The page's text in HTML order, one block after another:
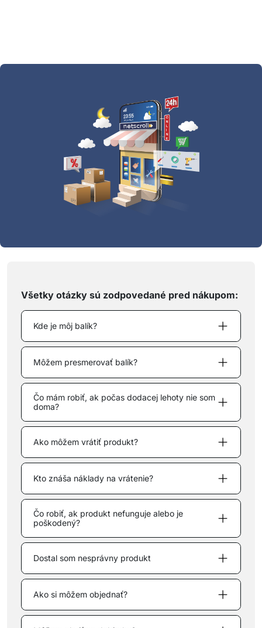
Všetky otázky sú zodpovedané pred nákupom:
Kde je môj balík?
Môžem presmerovať balík?
Čo mám robiť, ak počas dodacej lehoty nie som
doma?
Ako môžem vrátiť produkt?
Kto znáša náklady na vrátenie?
Čo robiť, ak produkt nefunguje alebo je
poškodený?
Dostal som nesprávny produkt
Ako si môžem objednať?